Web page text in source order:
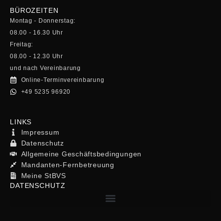
BÜROZEITEN
Montag - Donnerstag:
08.00 - 16.30 Uhr
Freitag:
08.00 - 12.30 Uhr
und nach Vereinbarung
Online-Terminvereinbarung
+49 5235 96920
LINKS
Impressum
Datenschutz
Allgemeine Geschäftsbedingungen
Mandanten-Fernbetreuung
Meine StBVS
DATENSCHUTZ